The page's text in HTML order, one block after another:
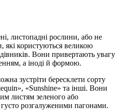
листопадні рослини, або не
які користуються великою
Вони привертають увагу
а іноді й формою.
зустріти бересклети сорту
«Sunshine» та інші. Вони
листям зеленого або
розгалуженими пагонами.